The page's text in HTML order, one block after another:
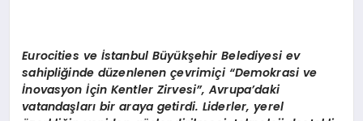
Eurocities ve İstanbul Büyükşehir Belediyesi ev
sahipliğinde düzenlenen çevrimiçi “Demokrasi ve
İnovasyon İçin Kentler Zirvesi”, Avrupa’daki
vatandaşları bir araya getirdi. Liderler, yerel